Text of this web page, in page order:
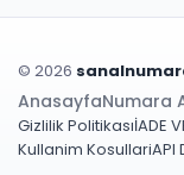
© 2026
AnasayfaNumara
Gizlilik PolitikasıİADE
Kullanim KosullariAPI